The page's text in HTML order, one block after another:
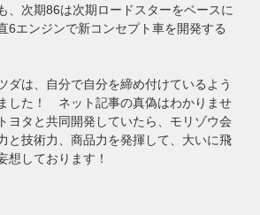
、次期86は次期ロードスターをベースに
6エンジンで新コンセプト車を開発する
ダは、自分で自分を締め付けているよう
した！ ネット記事の真偽はわかりませ
ヨタと共同開発していたら、モリゾウ会
と技術力、商品力を発揮して、大いに飛
想しております！